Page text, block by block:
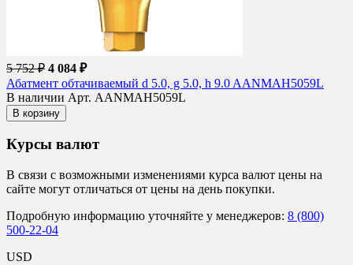
5 752 ₽ 4 084 ₽
Абатмент обтачиваемый d 5.0, g 5.0, h 9.0 AANMAH5059L
В наличии Арт. AANMAH5059L
В корзину
Курсы валют
В связи с возможными изменениями курса валют цены на
сайте могут отличаться от цены на день покупки.
Подробную информацию уточняйте у менеджеров: 8 (800)
500-22-04
USD